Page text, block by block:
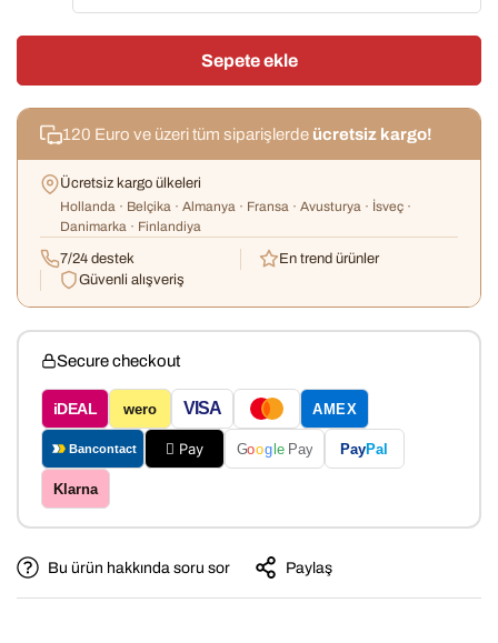
Sepete ekle
120 Euro ve üzeri tüm siparişlerde ücretsiz kargo!
Ücretsiz kargo ülkeleri
Hollanda · Belçika · Almanya · Fransa · Avusturya · İsveç ·
Danimarka · Finlandiya
7/24 destek
En trend ürünler
Güvenli alışveriş
Secure checkout
iDEAL wero VISA AMEX
Bancontact  Pay Goog le Pay PayPal
Klarna
Bu ürün hakkında soru sor Paylaş